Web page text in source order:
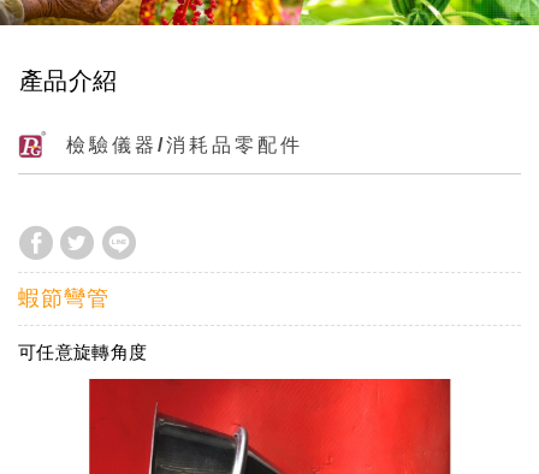
產品介紹
檢驗儀器/消耗品零配件
蝦節彎管
可任意旋轉角度